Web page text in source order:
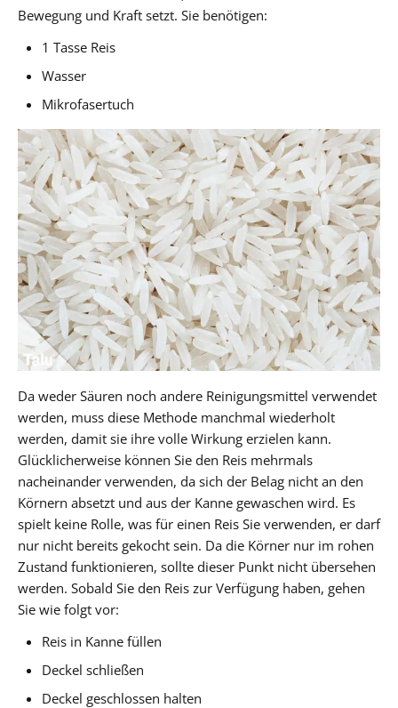
Bewegung und Kraft setzt. Sie benötigen:
1 Tasse Reis
Wasser
Mikrofasertuch
Da weder Säuren noch andere Reinigungsmittel verwendet
werden, muss diese Methode manchmal wiederholt
werden, damit sie ihre volle Wirkung erzielen kann.
Glücklicherweise können Sie den Reis mehrmals
nacheinander verwenden, da sich der Belag nicht an den
Körnern absetzt und aus der Kanne gewaschen wird. Es
spielt keine Rolle, was für einen Reis Sie verwenden, er darf
nur nicht bereits gekocht sein. Da die Körner nur im rohen
Zustand funktionieren, sollte dieser Punkt nicht übersehen
werden. Sobald Sie den Reis zur Verfügung haben, gehen
Sie wie folgt vor:
Reis in Kanne füllen
Deckel schließen
Deckel geschlossen halten